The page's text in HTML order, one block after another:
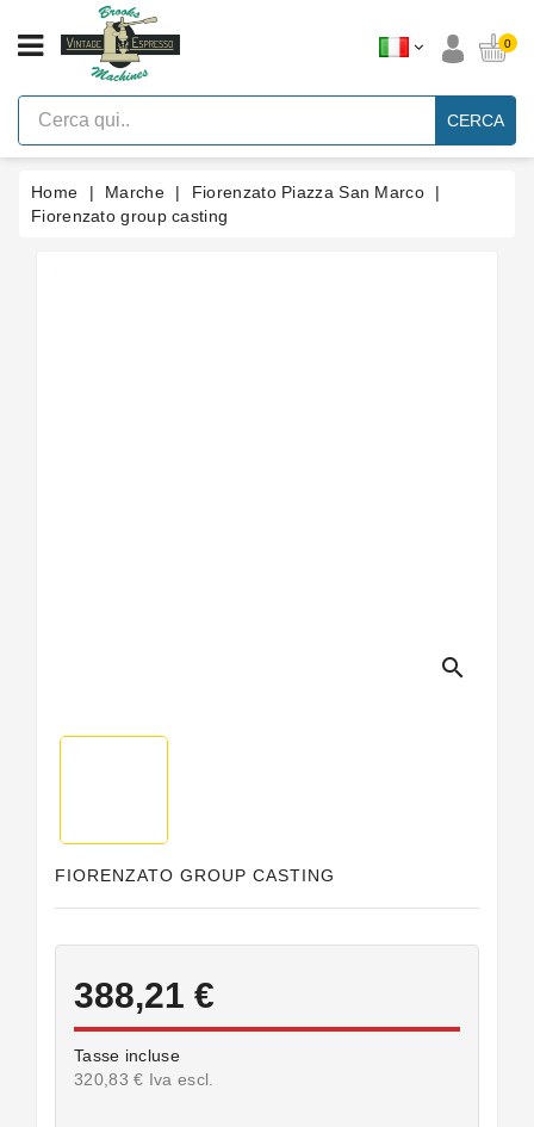
CATEGORIA
Macchine
Per
Caffè
Espresso
Leva
Vintage
0
CERCA
Home Marche
Fiorenzato Piazza San Marco
Fiorenzato group casting
search
FIORENZATO GROUP CASTING
388,21 €
Tasse incluse
320,83 € Iva escl.